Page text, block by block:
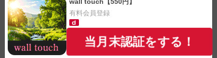
wall touch【550円】
有料会員登録
当月末認証をする！